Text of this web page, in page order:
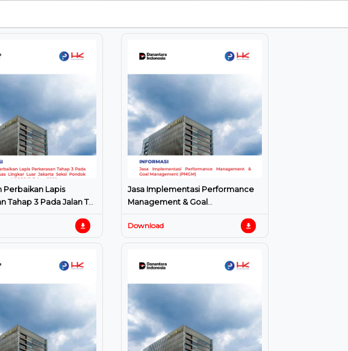
Perbaikan Lapis
Tahap 3 Pada Jalan Tol
Luar Jakarta Seksi
– Jagorawi (JO
Jasa Implementasi Performance
Management & Goal
Management (PMGM)
Download